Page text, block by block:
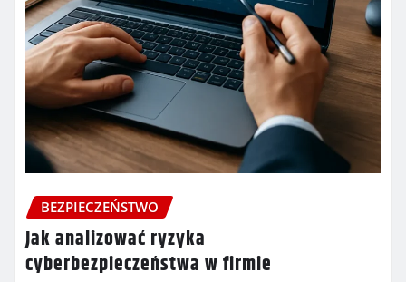
BEZPIECZEŃSTWO
Jak analizować ryzyka
cyberbezpieczeństwa w firmie